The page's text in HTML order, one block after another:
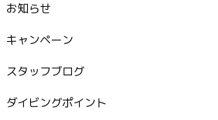
お知らせ
キャンペーン
スタッフブログ
ダイビングポイント